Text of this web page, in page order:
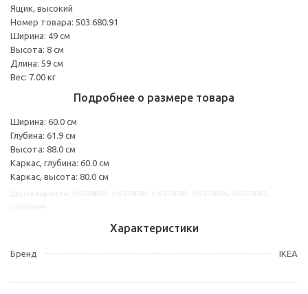
Ящик, высокий
Номер товара: 503.680.91
Ширина: 49 см
Высота: 8 см
Длина: 59 см
Вес: 7.00 кг
Подробнее о размере товара
Ширина: 60.0 см
Глубина: 61.9 см
Высота: 88.0 см
Каркас, глубина: 60.0 см
Каркас, высота: 80.0 см
Характеристики
Бренд IKEA